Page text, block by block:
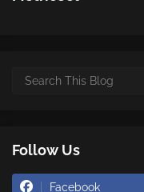
Follow Us
Facebook